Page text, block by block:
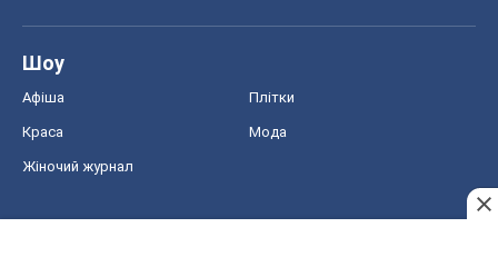
Шоу
Афіша Плітки
Краса Мода
Жіночий журнал